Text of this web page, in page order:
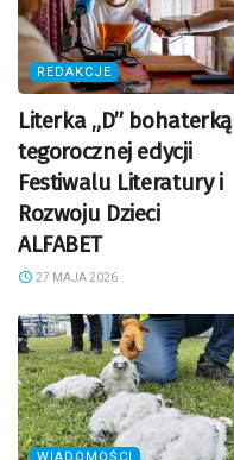
REDAKCJE
Literka „D” bohaterką
tegorocznej edycji
Festiwalu Literatury i
Rozwoju Dzieci
ALFABET
27 MAJA 2026